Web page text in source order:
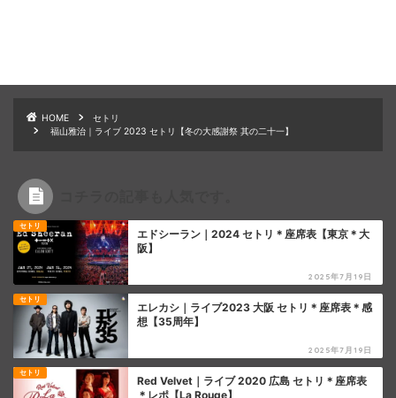
HOME
セトリ
福山雅治｜ライブ 2023 セトリ【冬の大感謝祭 其の二十一】
セトリ
エドシーラン｜2024 セトリ＊座席表【東京＊大
阪】
2025年7月19日
セトリ
エレカシ｜ライブ2023 大阪 セトリ＊座席表＊感
想【35周年】
2025年7月19日
セトリ
Red Velvet｜ライブ 2020 広島 セトリ＊座席表
＊レポ【La Rouge】